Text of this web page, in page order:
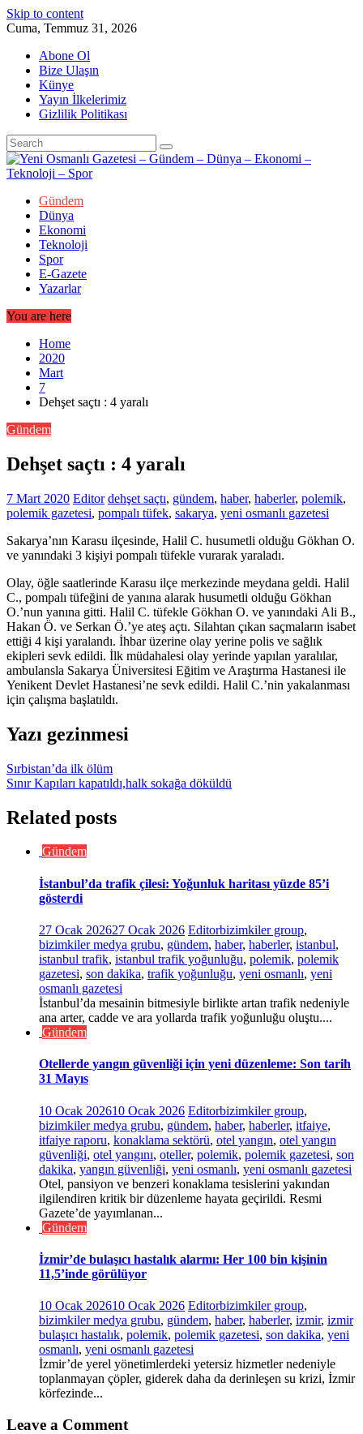
Skip to content
Cuma, Temmuz 31, 2026
Abone Ol
Bize Ulaşın
Künye
Yayın İlkelerimiz
Gizlilik Politikası
Gündem
Dünya
Ekonomi
Teknoloji
Spor
E-Gazete
Yazarlar
You are here
Home
2020
Mart
7
Dehşet saçtı : 4 yaralı
Gündem
Dehşet saçtı : 4 yaralı
7 Mart 2020 Editor dehşet saçtı, gündem, haber, haberler, polemik,
polemik gazetesi, pompalı tüfek, sakarya, yeni osmanlı gazetesi
Sakarya’nın Karasu ilçesinde, Halil C. husumetli olduğu Gökhan O.
ve yanındaki 3 kişiyi pompalı tüfekle vurarak yaraladı.
Olay, öğle saatlerinde Karasu ilçe merkezinde meydana geldi. Halil
C., pompalı tüfeğini de yanına alarak husumetli olduğu Gökhan
O.’nun yanına gitti. Halil C. tüfekle Gökhan O. ve yanındaki Ali B.,
Hakan Ö. ve Serkan Ö.’ye ateş açtı. Silahtan çıkan saçmaların isabet
ettiği 4 kişi yaralandı. İhbar üzerine olay yerine polis ve sağlık
ekipleri sevk edildi. İlk müdahalesi olay yerinde yapılan yaralılar,
ambulansla Sakarya Üniversitesi Eğitim ve Araştırma Hastanesi ile
Yenikent Devlet Hastanesi’ne sevk edildi. Halil C.’nin yakalanması
için çalışma başlatıldı.
Yazı gezinmesi
Sırbistan’da ilk ölüm
Sınır Kapıları kapatıldı,halk sokağa döküldü
Related posts
Gündem
İstanbul’da trafik çilesi: Yoğunluk haritası yüzde 85’i
gösterdi
27 Ocak 202627 Ocak 2026 Editorbizimkiler group,
bizimkiler medya grubu, gündem, haber, haberler, istanbul,
istanbul trafik, istanbul trafik yoğunluğu, polemik, polemik
gazetesi, son dakika, trafik yoğunluğu, yeni osmanlı, yeni
osmanlı gazetesi
İstanbul’da mesainin bitmesiyle birlikte artan trafik nedeniyle
ana arter, cadde ve ara yollarda trafik yoğunluğu oluştu....
Gündem
Otellerde yangın güvenliği için yeni düzenleme: Son tarih
31 Mayıs
10 Ocak 202610 Ocak 2026 Editorbizimkiler group,
bizimkiler medya grubu, gündem, haber, haberler, itfaiye,
itfaiye raporu, konaklama sektörü, otel yangın, otel yangın
güvenliği, otel yangını, oteller, polemik, polemik gazetesi, son
dakika, yangın güvenliği, yeni osmanlı, yeni osmanlı gazetesi
Otel, pansiyon ve benzeri konaklama tesislerini yakından
ilgilendiren kritik bir düzenleme hayata geçirildi. Resmi
Gazete’de yayımlanan...
Gündem
İzmir’de bulaşıcı hastalık alarmı: Her 100 bin kişinin
11,5’inde görülüyor
10 Ocak 202610 Ocak 2026 Editorbizimkiler group,
bizimkiler medya grubu, gündem, haber, haberler, izmir, izmir
bulaşıcı hastalık, polemik, polemik gazetesi, son dakika, yeni
osmanlı, yeni osmanlı gazetesi
İzmir’de yerel yönetimlerdeki yetersiz hizmetler nedeniyle
toplanmayan çöpler, giderek daha da derinleşen su krizi, İzmir
körfezinde...
Leave a Comment